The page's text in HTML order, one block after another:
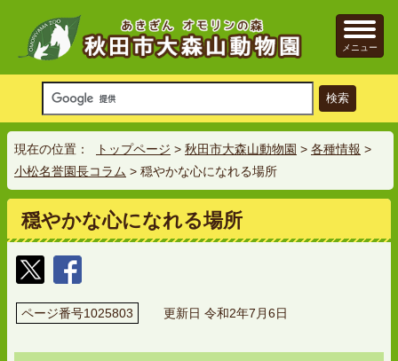
メニュー
現在の位置： トップページ > 秋田市大森山動物園 > 各種情報 >
小松名誉園長コラム > 穏やかな心になれる場所
穏やかな心になれる場所
ページ番号1025803 更新日 令和2年7月6日